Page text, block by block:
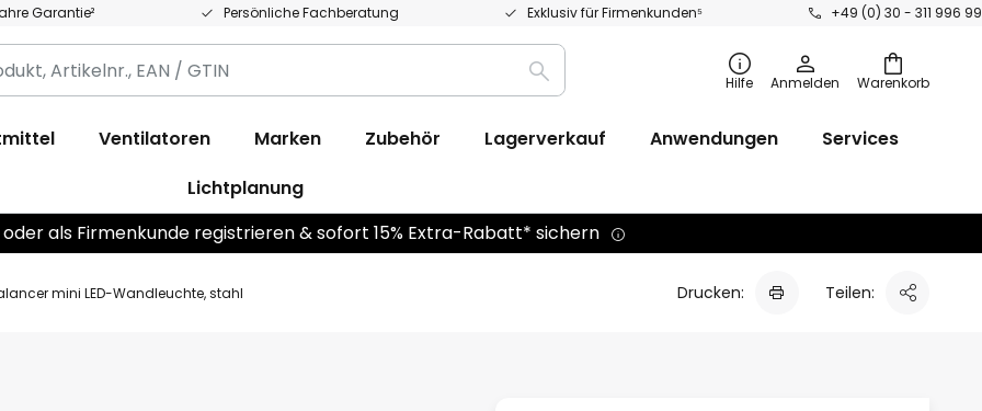
Garantie² Persönliche Fachberatung Exklusiv für Firmenkunden⁵ +49 (0) 30 - 311 996 99
Warenkorb
Suche Hilfe Anmelden
Ventilatoren Marken Zubehör Lagerverkauf Anwendungen
Services
Lichtplanung
als Firmenkunde registrieren & sofort 15% Extra-Rabatt* sichern
mini LED-Wandleuchte, stahl Drucken: Teilen: